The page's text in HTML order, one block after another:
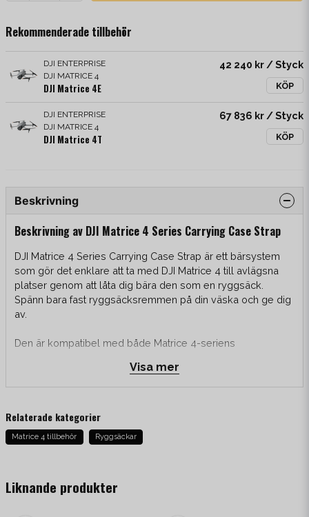
Rekommenderade tillbehör
DJI ENTERPRISE
DJI MATRICE 4
DJI Matrice 4E
42 240 kr / Styck
KÖP
DJI ENTERPRISE
DJI MATRICE 4
DJI Matrice 4T
67 836 kr / Styck
KÖP
Liknande produkter
Beskrivning
Beskrivning av DJI Matrice 4 Series Carrying Case Strap
DJI Matrice 4 Series Carrying Case Strap är ett bärsystem
som gör det enklare att ta med DJI Matrice 4 till avlägsna
platser genom att låta dig bära den som en ryggsäck.
Spänn bara fast ryggsäcksremmen på din väska och ge dig
av.
Den är kompatibel med både Matrice 4-seriens
med att spänna fast bärsystemet ordentlig på väskorna.
Monteringstips!
För att kunna använda bärsystemet så måste 4st
Visa mer
Relaterade kategorier
Matrice 4 tillbehör Ryggsäckar